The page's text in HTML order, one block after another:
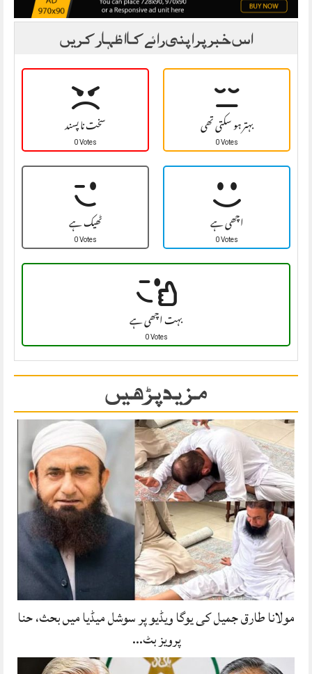
اس خبر پر اپنی رائے کا اظہار کریں
سخت نا پسند
0 Votes بہتر ہو سکتی تھی
0 Votes
ٹھیک ہے
0 Votes اچھی ہے
0 Votes
بہت اچھی ہے
0 Votes
مزید پڑھیں
مولانا طارق جمیل کی یوگا ویڈیو پر سوشل میڈیا میں بحث، حنا
پرویز بٹ…